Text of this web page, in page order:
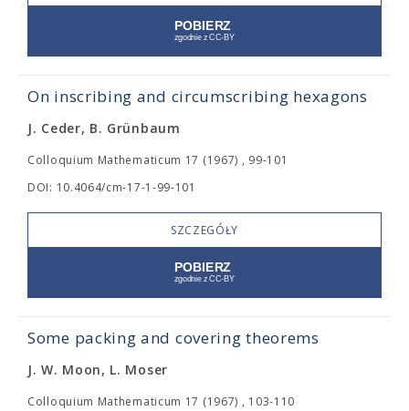
On inscribing and circumscribing hexagons
J. Ceder, B. Grünbaum
Colloquium Mathematicum 17 (1967) , 99-101
DOI: 10.4064/cm-17-1-99-101
SZCZEGÓŁY
Some packing and covering theorems
J. W. Moon, L. Moser
Colloquium Mathematicum 17 (1967) , 103-110